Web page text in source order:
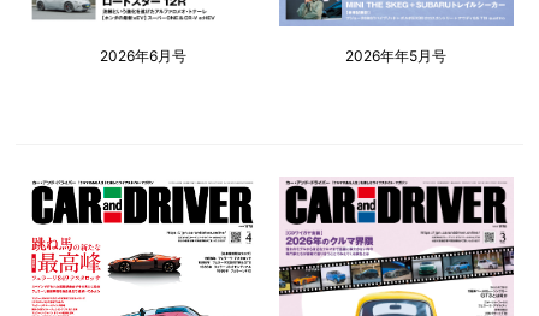
2026年6月号 2026年年5月号